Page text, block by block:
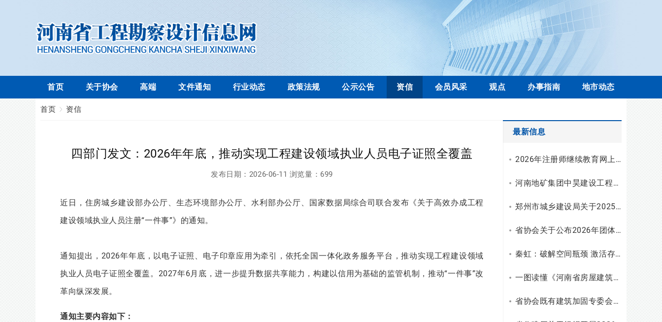
首页 关于协会 高端 文件通知 行业动态 政策法规 公示公告 资信 会员风采 观点 办事指南 地市动态
首页 资信
四部门发文：2026年年底，推动实现工程建设领域执业人员电子证照全覆盖
发布日期： 2026-06-11 浏览量： 699
近日，住房城乡建设部办公厅、生态环境部办公厅、水利部办公厅、国家数据局综合司联合发布《关于高效办成工程
建设领域执业人员注册“一件事”》的通知。
通知提出，2026年年底，以电子证照、电子印章应用为牵引，依托全国一体化政务服务平台，推动实现工程建设领域
执业人员电子证照全覆盖。2027年6月底，进一步提升数据共享能力，构建以信用为基础的监管机制，推动“一件事”改
革向纵深发展。
通知主要内容如下：
最新信息
2026年注册师继续教育网上学习操作流程
河南地矿集团中昊建设工程有限公司资质升级，综合技术服务实力再上新台阶
郑州市城乡建设局关于2025年工程勘察设计统计调查有关情况的通报
省协会关于公布2026年团体标准（设计）立项和复审结果的通知
秦虹：破解空间瓶颈 激活存量潜能
一图读懂《河南省房屋建筑安全使用指南（试行）》
省协会既有建筑加固专委会召开2026年二季度主任会议